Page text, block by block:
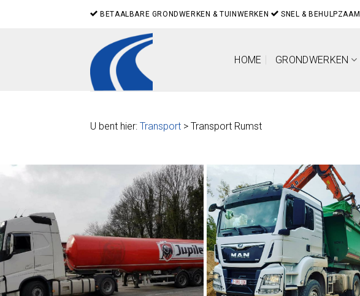
BETAALBARE GRONDWERKEN & TUINWERKEN SNEL & BEHULPZAAM
HOME GRONDWERKEN
U bent hier: Transport > Transport Rumst